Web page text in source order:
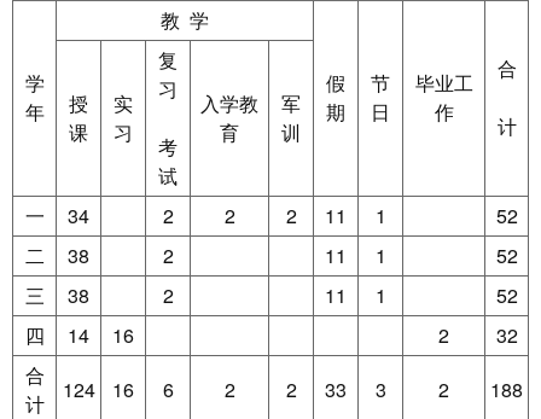
学
年
教 学
假
期
节
日
毕业工
作
合
计
授
课
实
习
复
习
考
试
入学教
育
军
训
一 34 2 2 2 11 1
52
二
38 2 11 1
52
三
38 2 11 1
52
四
14 16 2
32
合
计
124 16 6 2 2 33 3 2
188